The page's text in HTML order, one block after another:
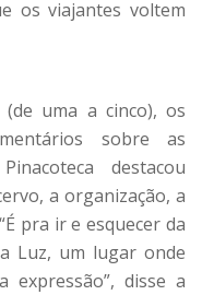
os viajantes voltem
uma a cinco), os
sobre as
destacou
a organização, a
pra ir e esquecer da
Luz, um lugar onde
expressão”, disse a